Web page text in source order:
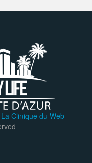
La Clinique du Web